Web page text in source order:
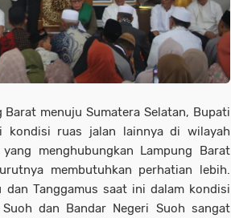
menuju Sumatera Selatan, Bupati
kondisi ruas jalan lainnya di wilayah
menghubungkan Lampung Barat
membutuhkan perhatian lebih.
Tanggamus saat ini dalam kondisi
dan Bandar Negeri Suoh sangat